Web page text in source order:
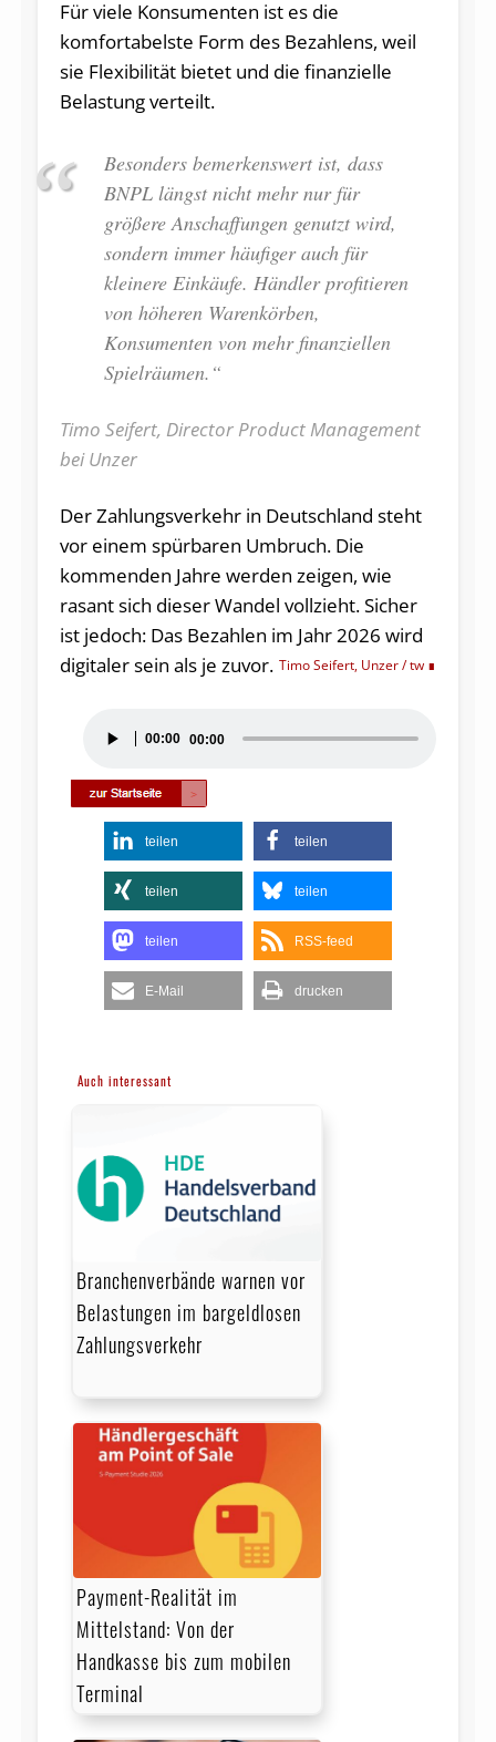
Für viele Konsumenten ist es die
komfortabelste Form des Bezahlens, weil
sie Flexibilität bietet und die finanzielle
Belastung verteilt.
Besonders bemerkenswert ist, dass
BNPL längst nicht mehr nur für
größere Anschaffungen genutzt wird,
sondern immer häufiger auch für
kleinere Einkäufe. Händler profitieren
von höheren Warenkörben,
Konsumenten von mehr finanziellen
Spielräumen.“
Timo Seifert, Director Product Management
bei Unzer
Der Zahlungsverkehr in Deutschland steht
vor einem spürbaren Umbruch. Die
kommenden Jahre werden zeigen, wie
rasant sich dieser Wandel vollzieht. Sicher
ist jedoch: Das Bezahlen im Jahr 2026 wird
digitaler sein als je zuvor. Timo Seifert, Unzer / tw
Player
00:00 00:00
teilen teilen
teilen teilen
teilen RSS-feed
E-Mail drucken
Auch interessant
Branchenverbände warnen vor
Belastungen im bargeldlosen
Zahlungsverkehr
Payment-Realität im
Mittelstand: Von der
Handkasse bis zum mobilen
Terminal